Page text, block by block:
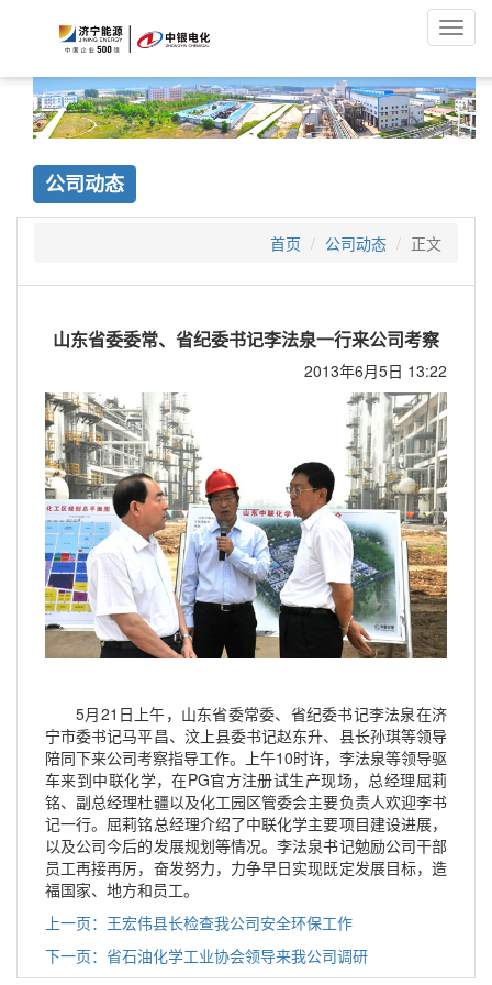
公司动态
首页 公司动态 正文
山东省委委常、省纪委书记李法泉一行来公司考察
2013年6月5日 13:22
5月21日上午，山东省委常委、省纪委书记李法泉在济
宁市委书记马平昌、汶上县委书记赵东升、县长孙琪等领导
陪同下来公司考察指导工作。上午10时许，李法泉等领导驱
车来到中联化学，在PG官方注册试生产现场，总经理屈莉
铭、副总经理杜疆以及化工园区管委会主要负责人欢迎李书
记一行。屈莉铭总经理介绍了中联化学主要项目建设进展，
以及公司今后的发展规划等情况。李法泉书记勉励公司干部
员工再接再厉，奋发努力，力争早日实现既定发展目标，造
福国家、地方和员工。
上一页：王宏伟县长检查我公司安全环保工作
下一页：省石油化学工业协会领导来我公司调研